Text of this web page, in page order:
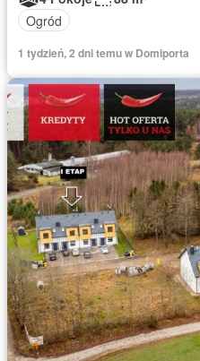
Ogród
1 tydzień, 2 dni temu w Domiporta